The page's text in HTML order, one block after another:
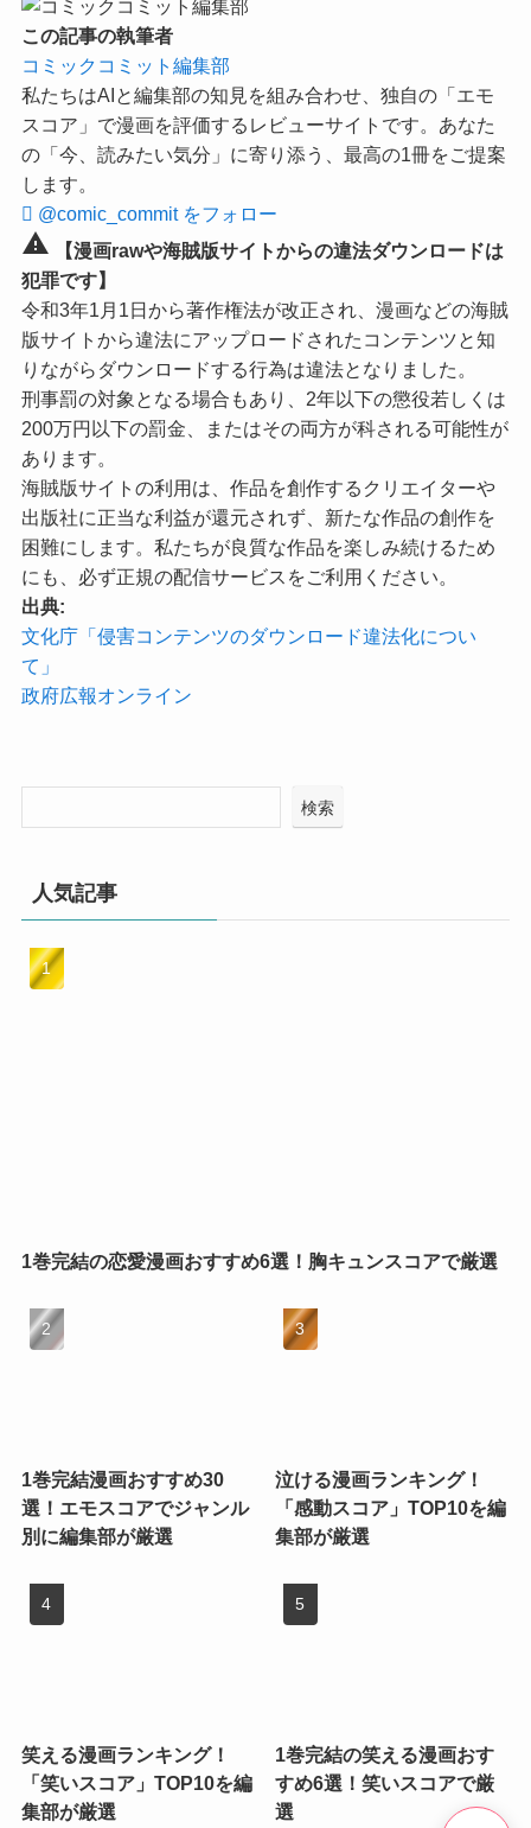
この記事の執筆者
コミックコミット編集部
私たちはAIと編集部の知見を組み合わせ、独自の「エモ
スコア」で漫画を評価するレビューサイトです。あなた
の「今、読みたい気分」に寄り添う、最高の1冊をご提案
します。
@comic_commit をフォロー
warning
【漫画rawや海賊版サイトからの違法ダウンロードは
犯罪です】
令和3年1月1日から著作権法が改正され、漫画などの海賊
版サイトから違法にアップロードされたコンテンツと知
りながらダウンロードする行為は違法となりました。
刑事罰の対象となる場合もあり、2年以下の懲役若しくは
200万円以下の罰金、またはその両方が科される可能性が
あります。
海賊版サイトの利用は、作品を創作するクリエイターや
出版社に正当な利益が還元されず、新たな作品の創作を
困難にします。私たちが良質な作品を楽しみ続けるため
にも、必ず正規の配信サービスをご利用ください。
出典:
文化庁「侵害コンテンツのダウンロード違法化につい
て」
政府広報オンライン
検索
人気記事
1巻完結の恋愛漫画おすすめ6選！胸キュンスコアで厳選
1巻完結漫画おすすめ30
選！エモスコアでジャンル
別に編集部が厳選
泣ける漫画ランキング！
「感動スコア」TOP10を編
集部が厳選
笑える漫画ランキング！
「笑いスコア」TOP10を編
集部が厳選
1巻完結の笑える漫画おす
すめ6選！笑いスコアで厳
選